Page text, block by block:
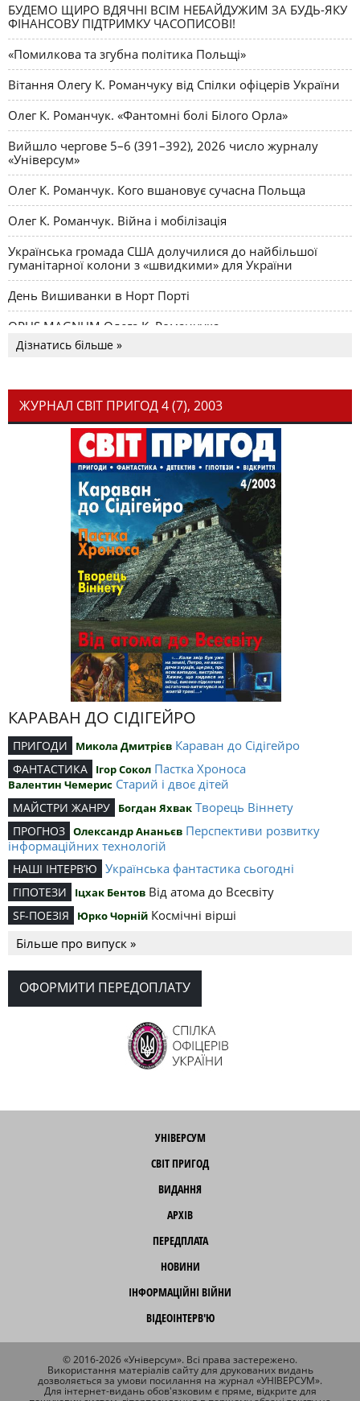
БУДЕМО ЩИРО ВДЯЧНІ ВСІМ НЕБАЙДУЖИМ ЗА БУДЬ-ЯКУ
ФІНАНСОВУ ПІДТРИМКУ ЧАСОПИСОВІ!
«Помилкова та згубна політика Польщі»
Вітання Олегу К. Романчуку від Спілки офіцерів України
Олег К. Романчук. «Фантомні болі Білого Орла»
Вийшло чергове 5–6 (391–392), 2026 число журналу
«Універсум»
Олег К. Романчук. Кого вшановує сучасна Польща
Олег К. Романчук. Війна і мобілізація
Українська громада США долучилися до найбільшої
гуманітарної колони з «швидкими» для України
День Вишиванки в Норт Порті
OPUS MAGNUM Олега К. Романчука
Дізнатись більше »
ЖУРНАЛ СВІТ ПРИГОД 4 (7), 2003
КАРАВАН ДО СІДІГЕЙРО
ПРИГОДИ Микола Дмитрієв Караван до Сідігейро
ФАНТАСТИКА Ігор Сокол Пастка Хроноса
Валентин Чемерис Старий і двоє дітей
МАЙСТРИ ЖАНРУ Богдан Яхвак Творець Віннету
ПРОГНОЗ Олександр Ананьєв Перспективи розвитку
інформаційних технологій
НАШІ ІНТЕРВ’Ю Українська фантастика сьогодні
ГІПОТЕЗИ Іцхак Бентов Від атома до Всесвіту
SF-ПОЕЗІЯ Юрко Чорній Космічні вірші
Більше про випуск »
ОФОРМИТИ ПЕРЕДОПЛАТУ
УНІВЕРСУМ
СВІТ ПРИГОД
ВИДАННЯ
АРХІВ
ПЕРЕДПЛАТА
НОВИНИ
ІНФОРМАЦІЙНІ ВІЙНИ
ВІДЕОІНТЕРВ'Ю
© 2016-2026 «Універсум». Всі права застережено.
Використання матеріалів сайту для друкованих видань
дозволяється за умови посилання на журнал «УНІВЕРСУМ».
Для інтернет-видань обов'язковим є пряме, відкрите для